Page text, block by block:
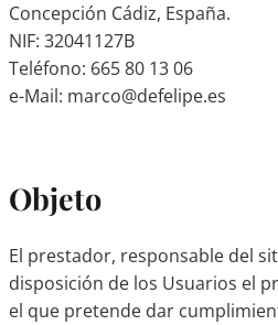
Concepción Cádiz, España.
NIF: 32041127B
Teléfono: 665 80 13 06
e-Mail: marco@defelipe.es
Objeto
El prestador, responsable del
disposición de los Usuarios el
el que pretende dar